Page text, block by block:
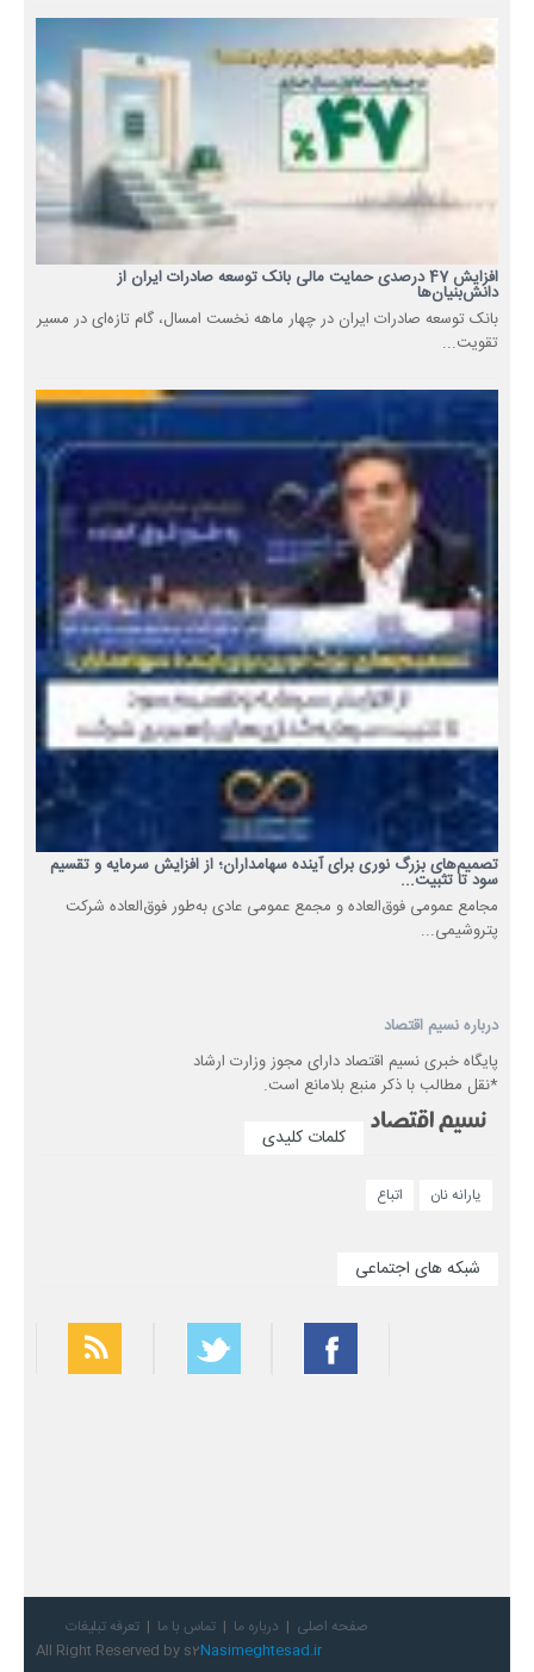
افزایش 47 درصدی حمایت مالی بانک توسعه صادرات ایران از
دانش‌بنیان‌ها
بانک توسعه صادرات ایران در چهار ماهه نخست امسال، گام تازه‌ای در مسیر
تقویت...
تصمیم‌های بزرگ نوری برای آینده سهامداران؛ از افزایش سرمایه و تقسیم
سود تا تثبیت...
مجامع عمومی فوق‌العاده و مجمع عمومی عادی به‌طور فوق‌العاده شرکت
پتروشیمی...
درباره نسیم اقتصاد
پایگاه خبری نسیم اقتصاد دارای مجوز وزارت ارشاد
*نقل مطالب با ذکر منبع بلامانع است.
کلمات کلیدی
یارانه نان اتباع
شبکه های اجتماعی
تعرفه تبلیغات تماس با ما درباره ما
صفحه اصلی
All Right Reserved by s2Nasimeghtesad.ir